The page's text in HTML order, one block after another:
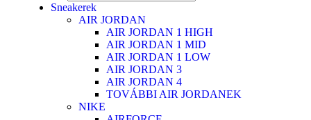
Sneakerek
AIR JORDAN
AIR JORDAN 1 HIGH
AIR JORDAN 1 MID
AIR JORDAN 1 LOW
AIR JORDAN 3
AIR JORDAN 4
TOVÁBBI AIR JORDANEK
NIKE